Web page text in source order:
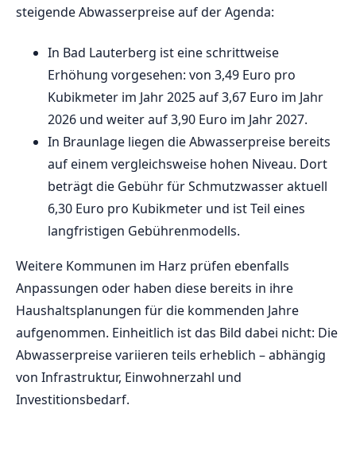
steigende Abwasserpreise auf der Agenda:
In Bad Lauterberg ist eine schrittweise
Erhöhung vorgesehen: von 3,49 Euro pro
Kubikmeter im Jahr 2025 auf 3,67 Euro im Jahr
2026 und weiter auf 3,90 Euro im Jahr 2027.
In Braunlage liegen die Abwasserpreise bereits
auf einem vergleichsweise hohen Niveau. Dort
beträgt die Gebühr für Schmutzwasser aktuell
6,30 Euro pro Kubikmeter und ist Teil eines
langfristigen Gebührenmodells.
Weitere Kommunen im Harz prüfen ebenfalls
Anpassungen oder haben diese bereits in ihre
Haushaltsplanungen für die kommenden Jahre
aufgenommen. Einheitlich ist das Bild dabei nicht: Die
Abwasserpreise variieren teils erheblich – abhängig
von Infrastruktur, Einwohnerzahl und
Investitionsbedarf.